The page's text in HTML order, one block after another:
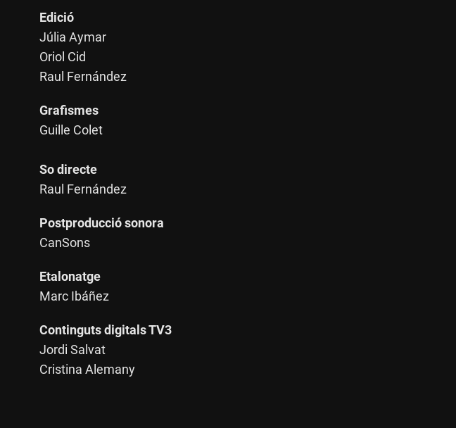
Edició
Júlia Aymar
Oriol Cid
Raul Fernández
Grafismes
Guille Colet
So directe
Raul Fernández
Postproducció sonora
CanSons
Etalonatge
Marc Ibáñez
Continguts digitals TV3
Jordi Salvat
Cristina Alemany